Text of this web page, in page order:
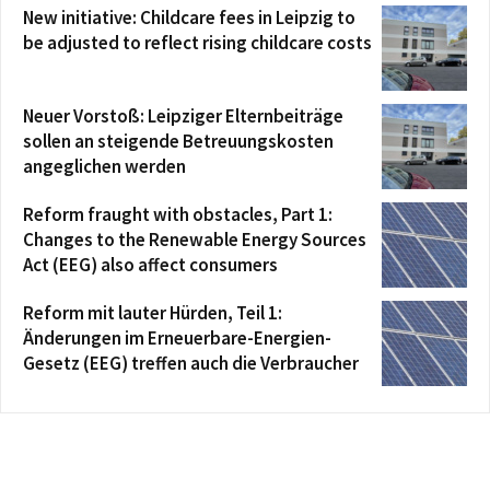
New initiative: Childcare fees in Leipzig to
be adjusted to reflect rising childcare costs
Neuer Vorstoß: Leipziger Elternbeiträge
sollen an steigende Betreuungskosten
angeglichen werden
Reform fraught with obstacles, Part 1:
Changes to the Renewable Energy Sources
Act (EEG) also affect consumers
Reform mit lauter Hürden, Teil 1:
Änderungen im Erneuerbare-Energien-
Gesetz (EEG) treffen auch die Verbraucher